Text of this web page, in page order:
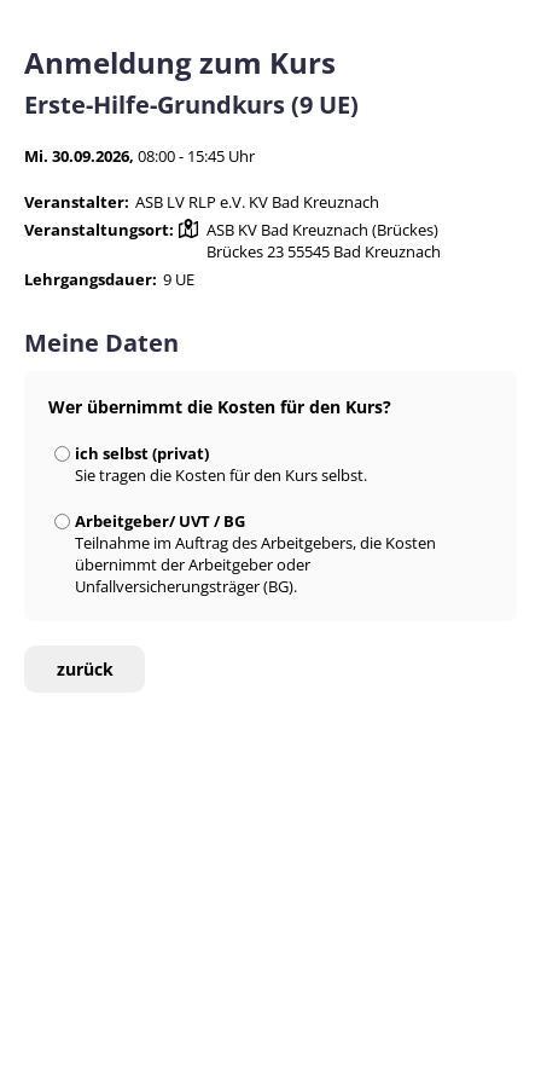
Anmeldung zum Kurs
Erste-Hilfe-Grundkurs (9 UE)
Mi. 30.09.2026, 08:00 - 15:45 Uhr
Veranstalter: ASB LV RLP e.V. KV Bad Kreuznach
Veranstaltungsort:
ASB KV Bad Kreuznach (Brückes)
Brückes 23 55545 Bad Kreuznach
Lehrgangsdauer: 9 UE
Meine Daten
Wer übernimmt die Kosten für den Kurs?
ich selbst (privat)
Sie tragen die Kosten für den Kurs selbst.
Arbeitgeber/ UVT / BG
Teilnahme im Auftrag des Arbeitgebers, die Kosten
übernimmt der Arbeitgeber oder
Unfallversicherungsträger (BG).
zurück